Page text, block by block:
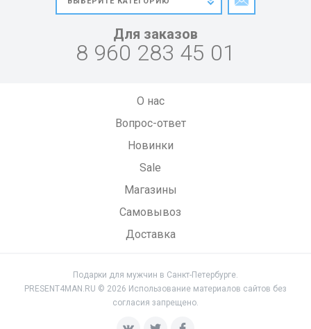
Для заказов
8 960 283 45 01
О нас
Вопрос-ответ
Новинки
Sale
Магазины
Самовывоз
Доставка
Подарки для мужчин в Санкт-Петербурге.
PRESENT4MAN.RU © 2026 Использование материалов сайтов без
согласия запрещено.